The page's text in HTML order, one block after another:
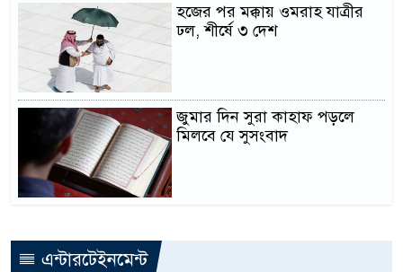
হজের পর মক্কায় ওমরাহ যাত্রীর
ঢল, শীর্ষে ৩ দেশ
জুমার দিন সুরা কাহাফ পড়লে
মিলবে যে সুসংবাদ
এন্টারটেইনমেন্ট